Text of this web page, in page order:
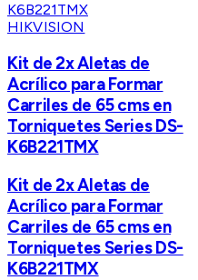
HIKVISION
Kit de 2x Aletas de
Acrílico para Formar
Carriles de 65 cms en
Torniquetes Series DS-
K6B221TMX
Kit de 2x Aletas de
Acrílico para Formar
Carriles de 65 cms en
Torniquetes Series DS-
K6B221TMX